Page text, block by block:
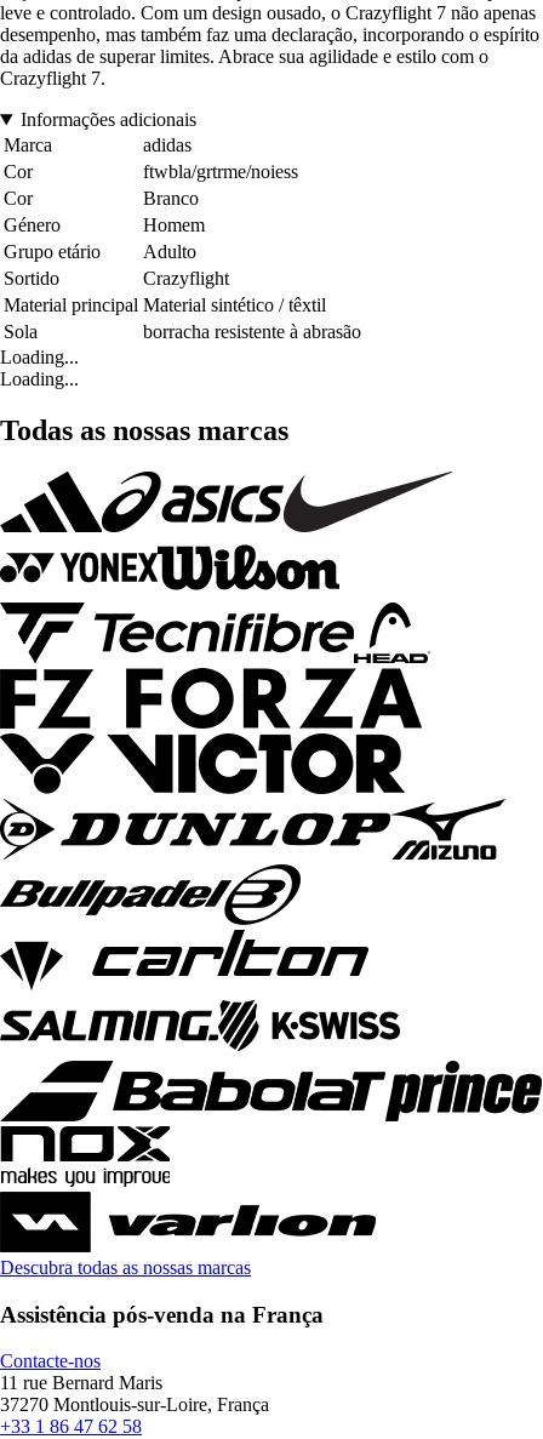
leve e controlado. Com um design ousado, o Crazyflight 7 não apenas
desempenho, mas também faz uma declaração, incorporando o espírito
da adidas de superar limites. Abrace sua agilidade e estilo com o
Crazyflight 7.
Informações adicionais
Marca
adidas
Cor
ftwbla/grtrme/noiess
Cor
Branco
Género
Homem
Grupo etário
Adulto
Sortido
Crazyflight
Material principal Material sintético / têxtil
Sola
borracha resistente à abrasão
Loading...
Loading...
Todas as nossas marcas
Descubra todas as nossas marcas
Assistência pós-venda na França
Contacte-nos
11 rue Bernard Maris
37270 Montlouis-sur-Loire, França
+33 1 86 47 62 58